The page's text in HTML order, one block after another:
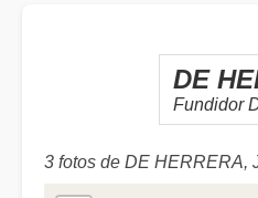
DE
Fundidor
3 fotos de DE HERRERA,